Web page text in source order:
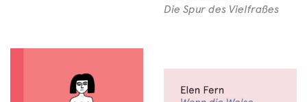
Die Spur des Vielfraßes